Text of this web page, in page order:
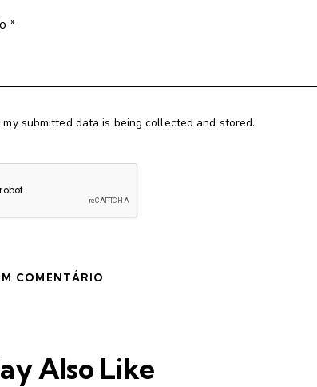
submitted data is being collected and stored.
Also Like